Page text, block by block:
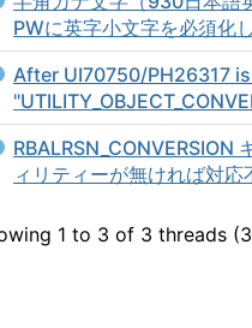
PWに英字小文字を必須化
After UI70750/PH26317
RBALRSN_CONVERSION
ィリティーが無ければ対
1 to 3 of 3 threads